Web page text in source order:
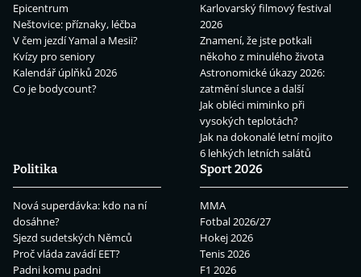
Epicentrum
Neštovice: příznaky, léčba
V čem jezdí Yamal a Mesii?
Kvízy pro seniory
Kalendář úplňků 2026
Co je bodycount?
Karlovarský filmový festival
2026
Znamení, že jste potkali
někoho z minulého života
Astronomické úkazy 2026:
zatmění slunce a další
Jak obléci miminko při
vysokých teplotách?
Jak na dokonalé letní mojito
6 lehkých letních salátů
Politika
Nová superdávka: kdo na ní
dosáhne?
Sjezd sudetských Němců
Proč vláda zavádí EET?
Padni komu padni
Sport 2026
MMA
Fotbal 2026/27
Hokej 2026
Tenis 2026
F1 2026